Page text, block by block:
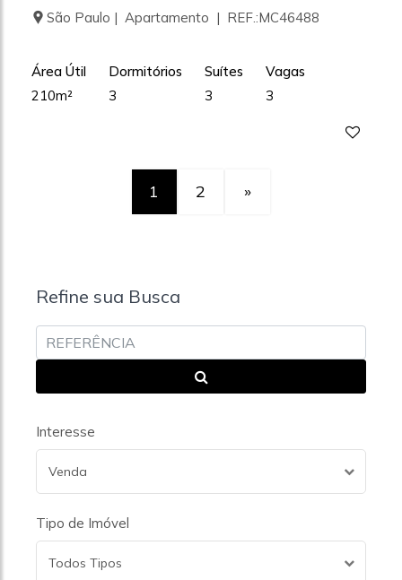
São Paulo | Apartamento | REF.:MC46488
Área Útil
210m²
Dormitórios
3
Suítes
3
Vagas
3
1 2 »
Refine sua Busca
Interesse
Venda
Tipo de Imóvel
Todos Tipos